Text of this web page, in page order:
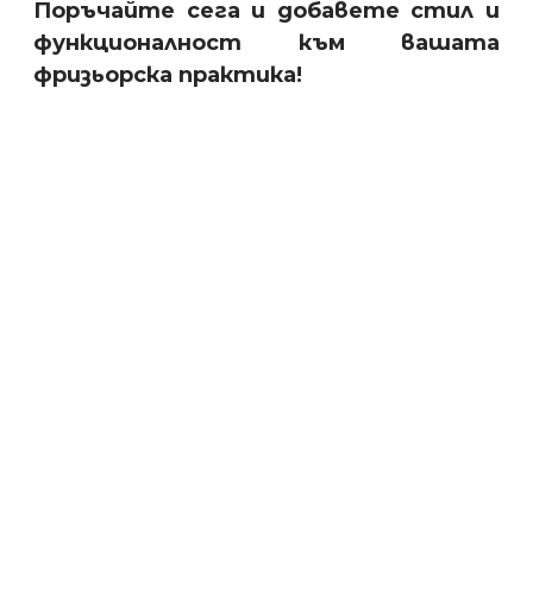
Поръчайте сега и добавете стил и
функционалност към вашата
фризьорска практика!